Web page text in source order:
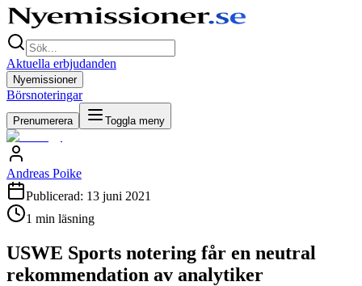
Aktuella erbjudanden
Nyemissioner
Börsnoteringar
Prenumerera Toggla meny
Andreas Poike
Publicerad: 13 juni 2021
1 min läsning
USWE Sports notering får en neutral
rekommendation av analytiker